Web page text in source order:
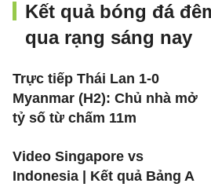
Kết quả bóng đá
qua rạng sáng nay
Trực tiếp Thái Lan 1-0
Myanmar (H2): Chủ nhà mở
tỷ số từ chấm 11m
Video Singapore vs
Indonesia | Kết quả Bảng A